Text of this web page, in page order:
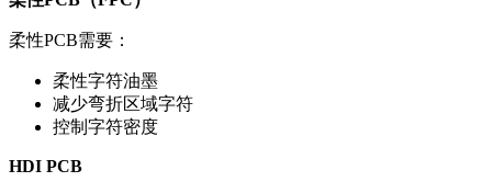
柔性PCB需要：
柔性字符油墨
减少弯折区域字符
控制字符密度
HDI PCB